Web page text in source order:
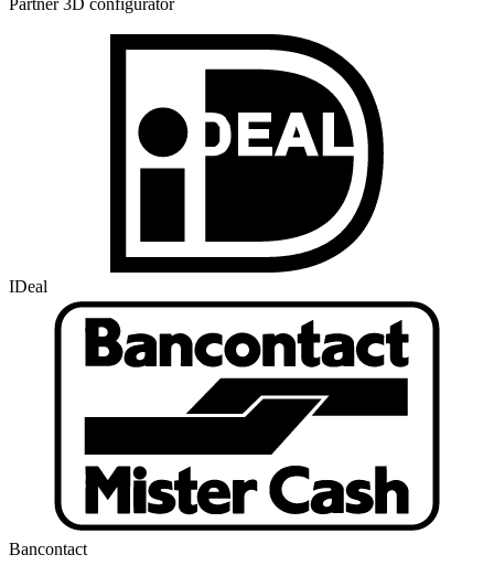
Partner 3D configurator
IDeal
Bancontact